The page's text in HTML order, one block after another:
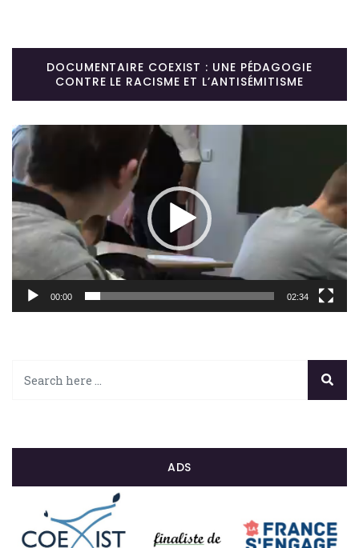
DOCUMENTAIRE COEXIST : UNE PÉDAGOGIE
CONTRE LE RACISME ET L’ANTISÉMITISME
Lecteur
vidéo
00:00 02:34
ADS